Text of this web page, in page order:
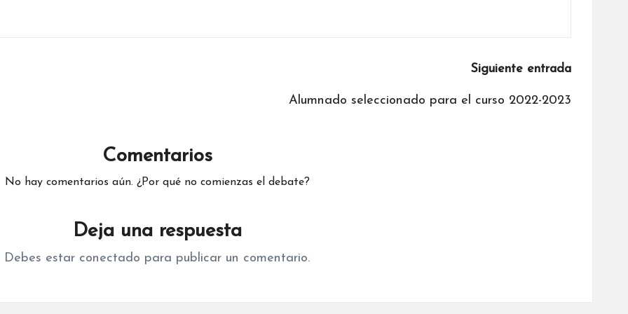
Siguiente entrada
Alumnado seleccionado para el curso 2022-2023
Comentarios
No hay comentarios aún. ¿Por qué no comienzas el debate?
Deja una respuesta
Debes estar conectado para publicar un comentario.